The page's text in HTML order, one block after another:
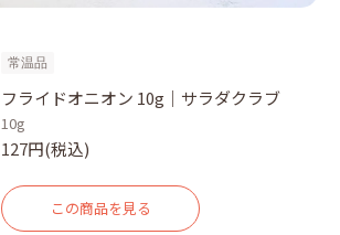
常温品
フライドオニオン 10g｜サラダクラブ
10g
127円(税込)
この商品を見る